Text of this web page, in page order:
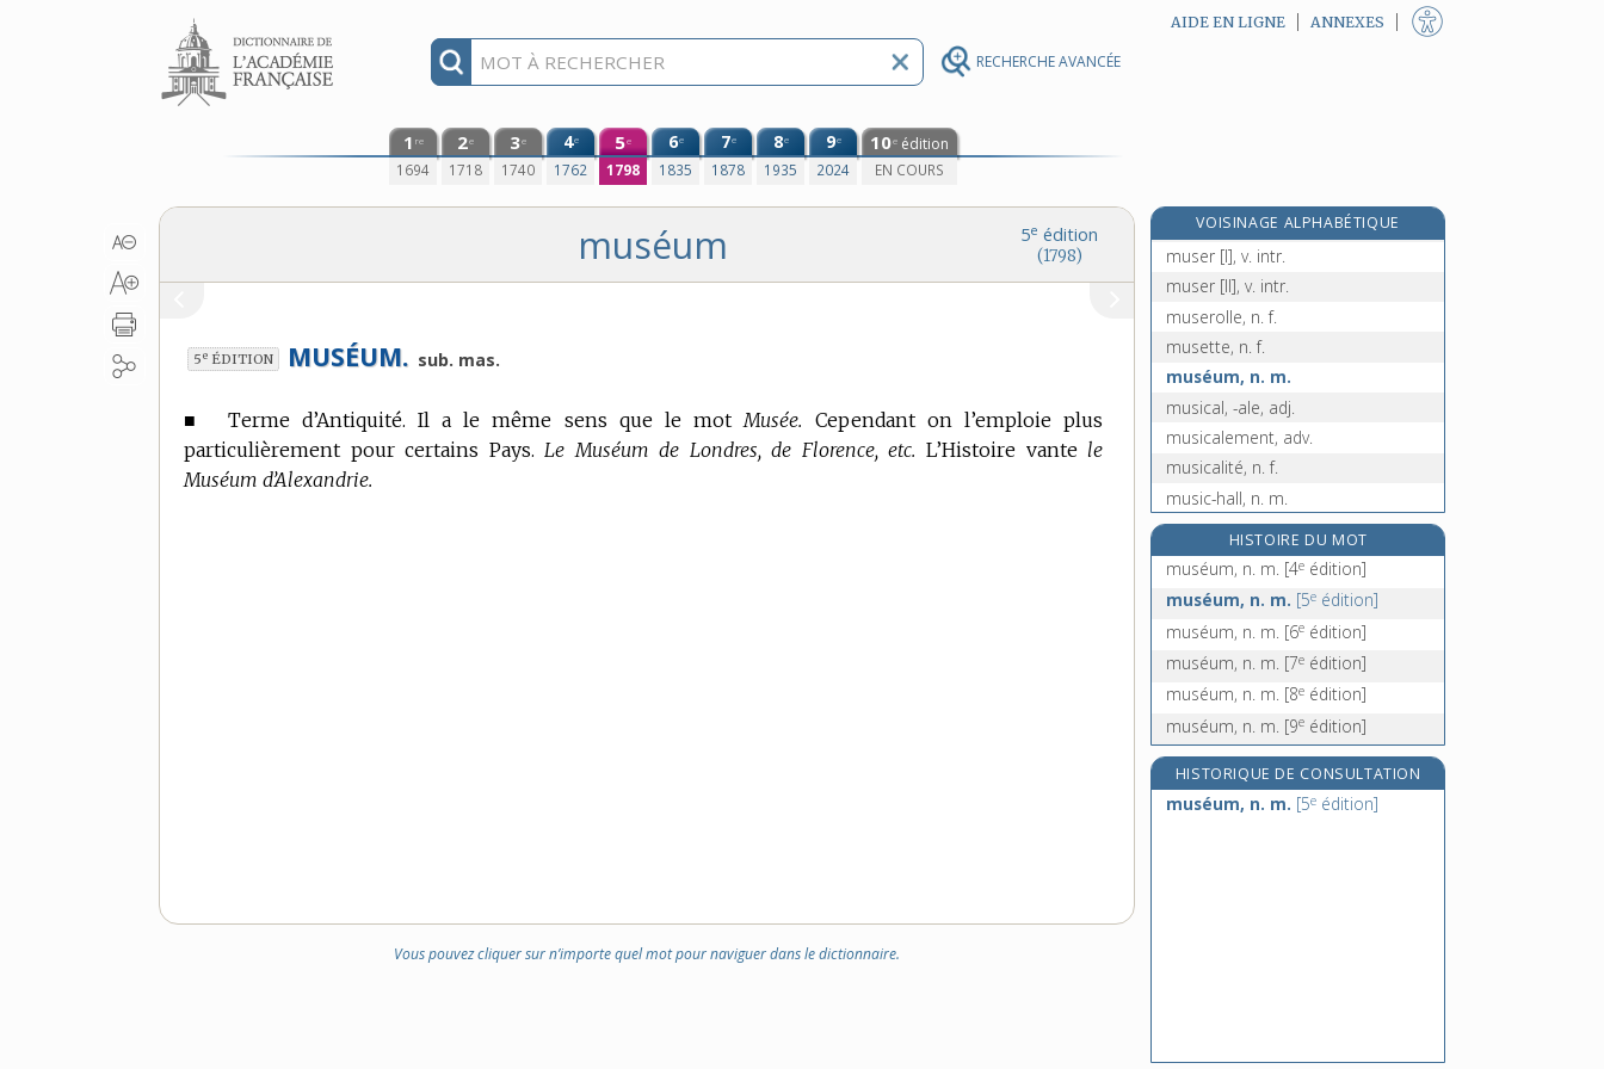
RECHERCHE AVANCÉE
Aller au contenu AIDE EN LIGNE ANNEXES
1 re
1694
2e
1718
3e
1740
4e
1762
5e
1798
6e
1835
7e
1878
8e
1935
9e
2024
10e édition
EN COURS
5e édition
(1798)
muséum
5e ÉDITION MUSÉUM. sub. mas.
■ Terme d’Antiquité. Il a le même sens que le mot Musée. Cependant on l’emploie plus
particulièrement pour certains Pays. Le Muséum de Londres, de Florence, etc. L’Histoire vante le
Muséum d’Alexandrie.
Vous pouvez cliquer sur n’importe quel mot pour naviguer dans le dictionnaire.
VOISINAGE ALPHABÉTIQUE
muséon, n. m.[4e édition]
muser [I], v. intr.
muser [II], v. intr.
muserolle, n. f.
musette, n. f.
muséum, n. m.
musical, -ale, adj.
musicalement, adv.
musicalité, n. f.
music-hall, n. m.
music hall, n. m.
musicien, -ienne, n.
musico, n. m.
édition]
musicographe, n. m.
HISTOIRE DU MOT
muséum, n. m. [4e édition]
muséum, n. m. [5e édition]
muséum, n. m. [6e édition]
muséum, n. m. [7e édition]
muséum, n. m. [8e édition]
muséum, n. m. [9e édition]
HISTORIQUE DE CONSULTATION
muséum, n. m. [5e édition]